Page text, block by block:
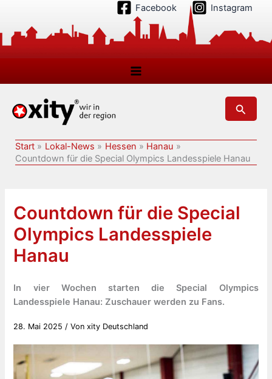
springen
Facebook Instagram
Suchen
Start Lokal-News Hessen
Hanau
Countdown für die Special Olympics Landesspiele Hanau
Countdown für die Special
Olympics Landesspiele
Hanau
In vier Wochen starten die Special Olympics
Landesspiele Hanau: Zuschauer werden zu Fans.
28. Mai 2025 / Vonxity Deutschland